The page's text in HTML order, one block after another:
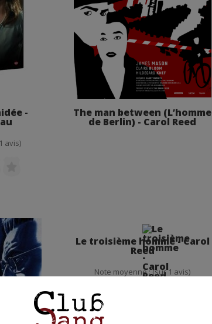
-
avis)
The man between (L’homme
de Berlin) - Carol Reed
Le troisième homme - Carol
Reed
Note moyenne : (sur 1 avis)